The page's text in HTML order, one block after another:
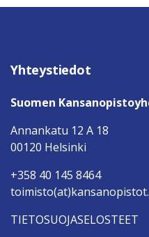
Yhteystiedot
Suomen
Annankatu 12 A 18
00120 Helsinki
+358 40 145 8464
TIETOSUOJASELOSTEET